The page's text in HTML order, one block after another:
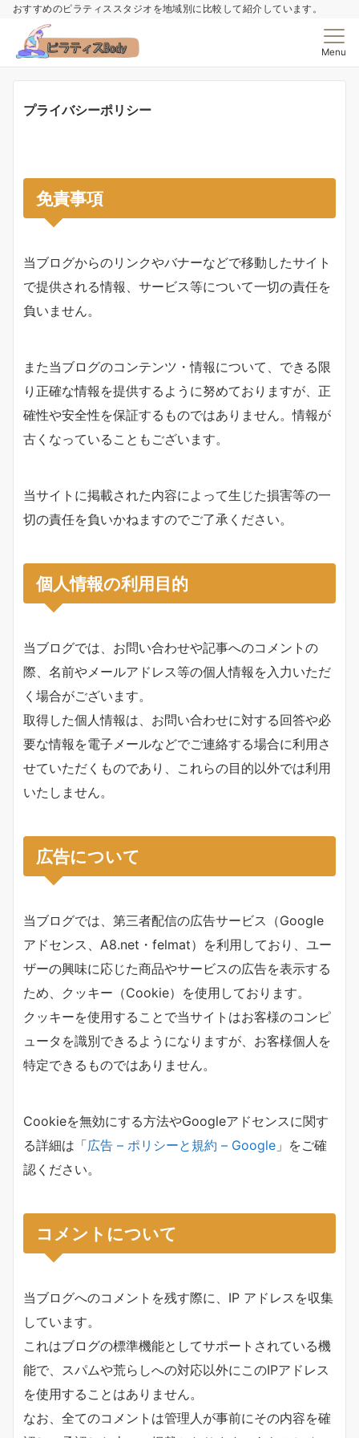
おすすめのピラティススタジオを地域別に比較して紹介しています。
Menu
プライバシーポリシー
免責事項
当ブログからのリンクやバナーなどで移動したサイト
で提供される情報、サービス等について一切の責任を
負いません。
また当ブログのコンテンツ・情報について、できる限
り正確な情報を提供するように努めておりますが、正
確性や安全性を保証するものではありません。情報が
古くなっていることもございます。
当サイトに掲載された内容によって生じた損害等の一
切の責任を負いかねますのでご了承ください。
個人情報の利用目的
当ブログでは、お問い合わせや記事へのコメントの
際、名前やメールアドレス等の個人情報を入力いただ
く場合がございます。
取得した個人情報は、お問い合わせに対する回答や必
要な情報を電子メールなどでご連絡する場合に利用さ
せていただくものであり、これらの目的以外では利用
いたしません。
広告について
当ブログでは、第三者配信の広告サービス（Google
アドセンス、A8.net・felmat）を利用しており、ユー
ザーの興味に応じた商品やサービスの広告を表示する
ため、クッキー（Cookie）を使用しております。
クッキーを使用することで当サイトはお客様のコンピ
ュータを識別できるようになりますが、お客様個人を
特定できるものではありません。
Cookieを無効にする方法やGoogleアドセンスに関す
る詳細は「広告 – ポリシーと規約 – Google 」をご確
認ください。
コメントについて
当ブログへのコメントを残す際に、IP アドレスを収集
しています。
これはブログの標準機能としてサポートされている機
能で、スパムや荒らしへの対応以外にこのIPアドレス
を使用することはありません。
なお、全てのコメントは管理人が事前にその内容を確